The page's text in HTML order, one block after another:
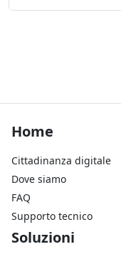
Footer Home
Home
Cittadinanza digitale
Dove siamo
FAQ
Supporto tecnico
Footer
Soluzioni